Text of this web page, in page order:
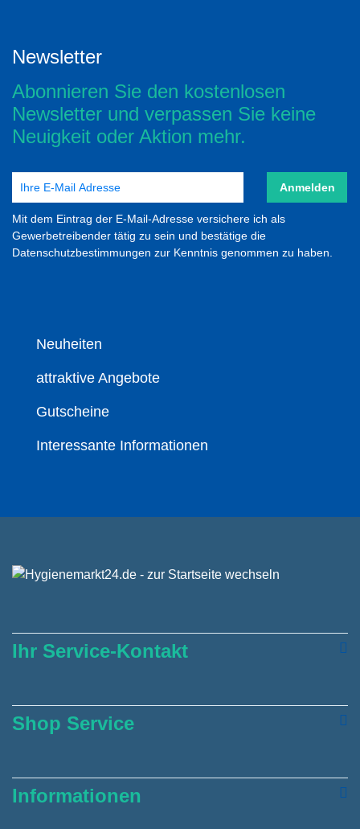
Newsletter
Abonnieren Sie den kostenlosen
Newsletter und verpassen Sie keine
Neuigkeit oder Aktion mehr.
Anmelden
Mit dem Eintrag der E-Mail-Adresse versichere ich als
Gewerbetreibender tätig zu sein und bestätige die
Datenschutzbestimmungen zur Kenntnis genommen zu haben.
Neuheiten
attraktive Angebote
Gutscheine
Interessante Informationen
Ihr Service-Kontakt
Shop Service
Informationen